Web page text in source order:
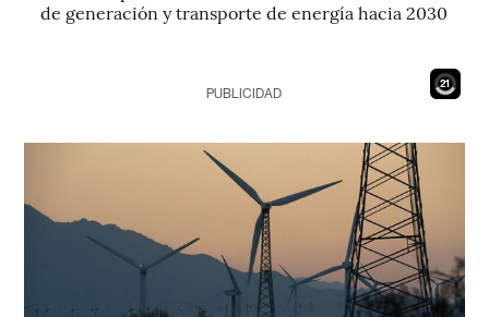
de generación y transporte de energía hacia 2030
19
PUBLICIDAD